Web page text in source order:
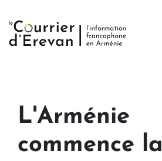
L'Arménie
commence la